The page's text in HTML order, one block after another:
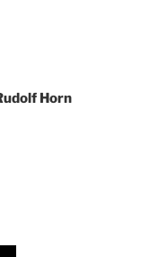
Horn